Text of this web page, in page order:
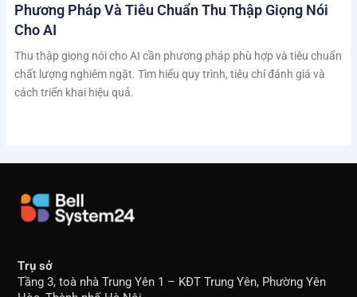
Phương Pháp Và Tiêu Chuẩn Thu Thập Giọng Nói
Cho AI
Thu thập giọng nói cho AI cần phương pháp phù hợp và tiêu chuẩn
chất lượng nghiêm ngặt. Tìm hiểu quy trình, tiêu chí đánh giá và
cách triển khai hiệu quả.
Trụ sở
Tầng 3, toà nhà Trung Yên 1 – KĐT Trung Yên, Phường Yên